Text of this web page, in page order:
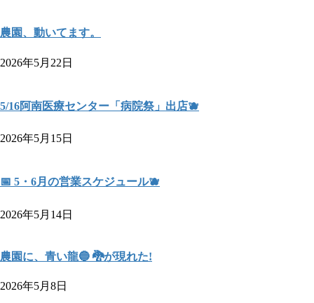
農園、動いてます。
2026年5月22日
5/16阿南医療センター「病院祭」出店🫐
2026年5月15日
📅 5・6月の営業スケジュール🫐
2026年5月14日
農園に、青い龍🔵 🐉が現れた!
2026年5月8日